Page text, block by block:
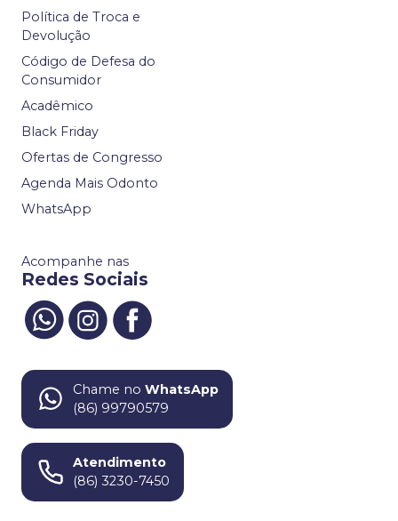
Política de Troca e
Devolução
Código de Defesa do
Consumidor
Acadêmico
Black Friday
Ofertas de Congresso
Agenda Mais Odonto
WhatsApp
Acompanhe nas
Redes Sociais
Chame no WhatsApp
(86) 99790579
Atendimento
(86) 3230-7450